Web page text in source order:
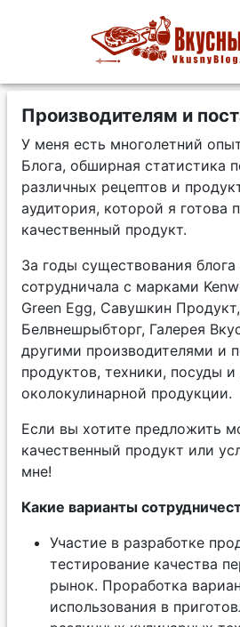
Производителям и
У меня есть многолетний
Блога, обширная статистика
различных рецептов и
аудитория, которой я готова
качественный продукт.
За годы существования
сотрудничала с марками
Green Egg, Савушкин
Белвнешрыбторг, Галерея
другими производителями и
продуктов, техники, посуды и
околокулинарной продукции.
Если вы хотите предложить
качественный продукт или
мне!
Какие варианты
Участие в разработке
тестирование качества
рынок. Проработка
использования в